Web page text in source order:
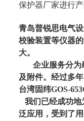
保护器厂家进行
青岛普锐思电气
校验装置等仪器
大。
企业服务分为肆
及附件。经过多
台湾固纬GOS-
我们已经成功地
泛应用，受到了